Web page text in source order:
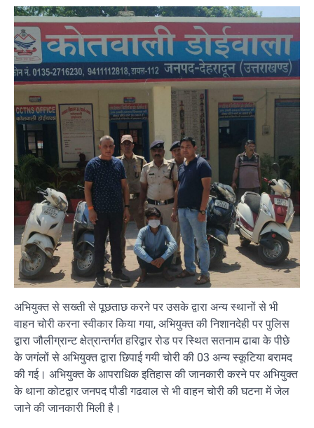
अभियुक्त से सख्ती से पूछताछ करने पर उसके द्वारा अन्य स्थानों से भी
वाहन चोरी करना स्वीकार किया गया, अभियुक्त की निशानदेही पर पुलिस
द्वारा जौलीग्रान्ट क्षेत्रान्तर्गत हरिद्वार रोड पर स्थित सतनाम ढाबा के पीछे
के जगंलों से अभियुक्त द्वारा छिपाई गयी चोरी की 03 अन्य स्कूटिया बरामद
की गई। अभियुक्त के आपराधिक इतिहास की जानकारी करने पर अभियुक्त
के थाना कोटद्वार जनपद पौडी गढवाल से भी वाहन चोरी की घटना में जेल
जाने की जानकारी मिली है।